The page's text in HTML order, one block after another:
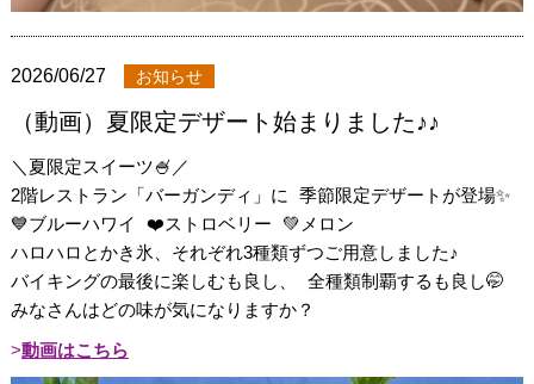
2026/06/27 お知らせ
（動画）夏限定デザート始まりました♪♪
＼夏限定スイーツ🍧／
2階レストラン「バーガンディ」に 季節限定デザートが登場✨
💙ブルーハワイ ❤️ストロベリー 💚メロン
ハロハロとかき氷、それぞれ3種類ずつご用意しました♪
バイキングの最後に楽しむも良し、 全種類制覇するも良し🤭
みなさんはどの味が気になりますか？
動画はこちら